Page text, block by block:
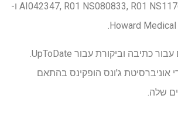
AI042347, R01 NS080833, R01 NS117626, R01 AI170835 ו-
אוניברסיטת ג'ונס הופקינס בהתאם
שלה.